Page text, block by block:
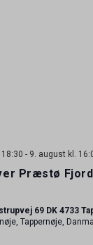
- 9. august kl.
Præstø
69 DK 4733
Tappernøje,